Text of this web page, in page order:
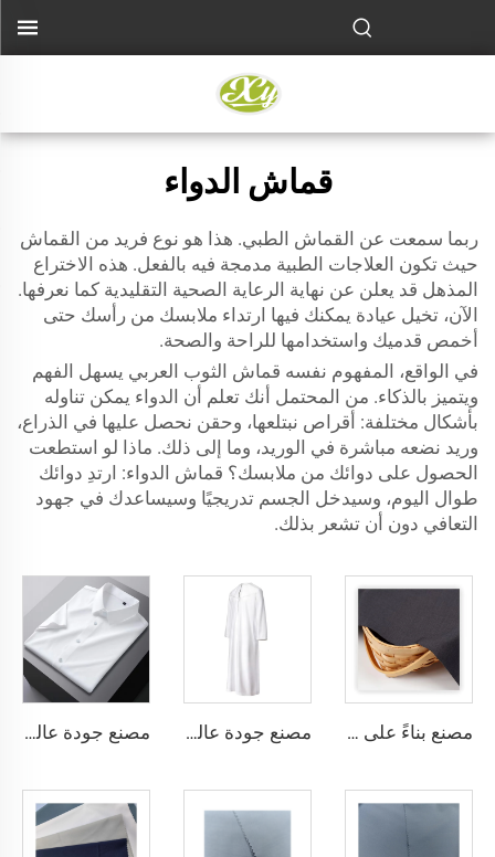
قماش الدواء
ربما سمعت عن القماش الطبي. هذا هو نوع فريد من القماش
حيث تكون العلاجات الطبية مدمجة فيه بالفعل. هذه الاختراع
المذهل قد يعلن عن نهاية الرعاية الصحية التقليدية كما نعرفها.
الآن، تخيل عيادة يمكنك فيها ارتداء ملابسك من رأسك حتى
أخمص قدميك واستخدامها للراحة والصحة.
في الواقع، المفهوم نفسه قماش الثوب العربي يسهل الفهم
ويتميز بالذكاء. من المحتمل أنك تعلم أن الدواء يمكن تناوله
بأشكال مختلفة: أقراص نبتلعها، وحقن نحصل عليها في الذراع،
وريد نضعه مباشرة في الوريد، وما إلى ذلك. ماذا لو استطعت
الحصول على دوائك من ملابسك؟ قماش الدواء: ارتدِ دوائك
طوال اليوم، وسيدخل الجسم تدريجيًا وسيساعدك في جهود
التعافي دون أن تشعر بذلك.
مصنع بناءً على الطلب، قماش TR خفيف الوزن يشعر بالراحة في الشرق الأوسط بألوان مختلفة، قماش تويل ملون القمصان والروب مصنع جودة عالية قماش تويل TR، مجموعة روب رجالية الشرق الأوسط، قماش قميص خفيف الوزن مصنع جودة عالية قماش تويل TR ملون، مجموعة روب رجالية الشرق الأوسط، قماش قميص خفيف الوزن